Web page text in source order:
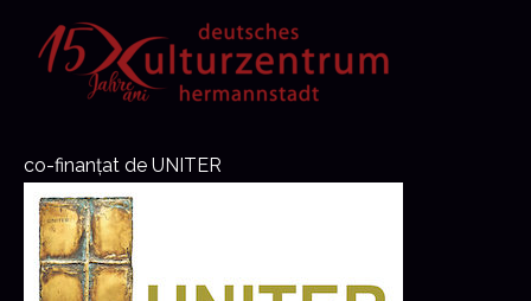
co-finanțat de UNITER